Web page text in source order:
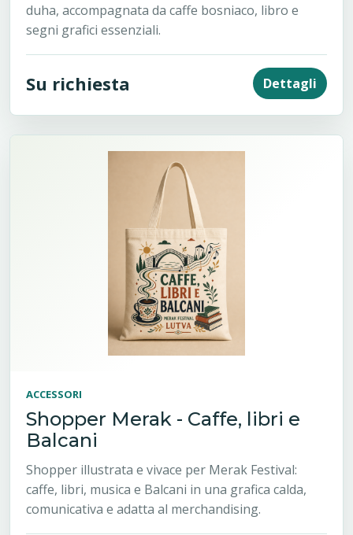
duha, accompagnata da caffe bosniaco, libro e
segni grafici essenziali.
Su richiesta Dettagli
ACCESSORI
Shopper Merak - Caffe, libri e
Balcani
Shopper illustrata e vivace per Merak Festival:
caffe, libri, musica e Balcani in una grafica calda,
comunicativa e adatta al merchandising.